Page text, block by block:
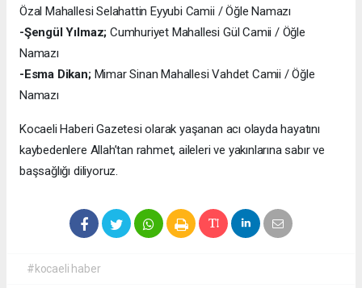
Özal Mahallesi Selahattin Eyyubi Camii / Öğle Namazı
-Şengül Yılmaz; Cumhuriyet Mahallesi Gül Camii / Öğle
Namazı
-Esma Dikan;Mimar Sinan Mahallesi Vahdet Camii / Öğle
Namazı
Kocaeli Haberi Gazetesi olarak yaşanan acı olayda hayatını
kaybedenlere Allah’tan rahmet, aileleri ve yakınlarına sabır ve
başsağlığı diliyoruz.
#kocaeli haber